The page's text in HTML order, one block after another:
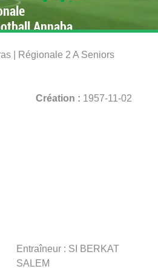
Annaba
| Régionale 2 A Seniors
Création : 1957-11-02
Entraîneur : SI BERKAT
SALEM